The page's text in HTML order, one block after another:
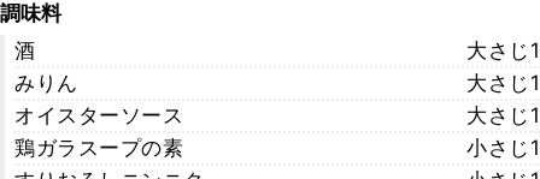
調味料
酒
大さじ1
みりん
大さじ1
オイスターソース
大さじ1
鶏ガラスープの素
小さじ1